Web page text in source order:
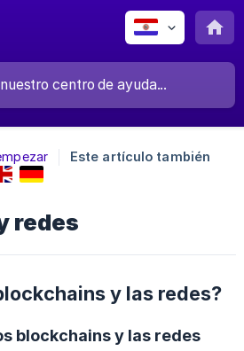
Este artículo también
redes
y las redes?
blockchains y las redes